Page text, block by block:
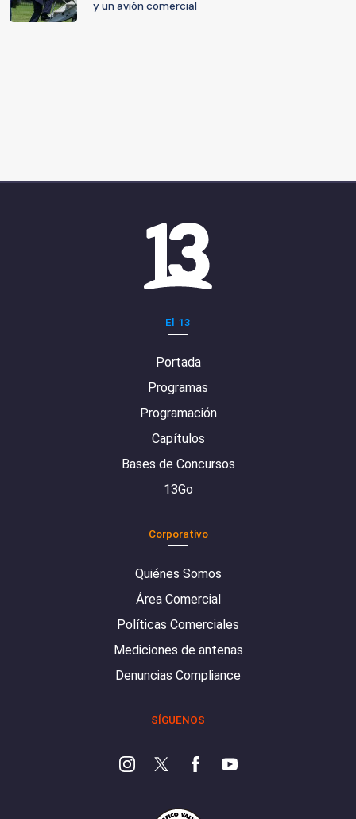
y un avión comercial
El 13
Portada
Programas
Programación
Capítulos
Bases de Concursos
13Go
Corporativo
Quiénes Somos
Área Comercial
Políticas Comerciales
Mediciones de antenas
Denuncias Compliance
SÍGUENOS